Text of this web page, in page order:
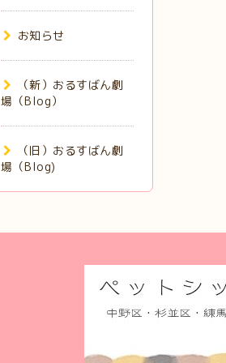
お知らせ
（新）おるすばん劇
場（Blog）
（旧）おるすばん劇
場（Blog)